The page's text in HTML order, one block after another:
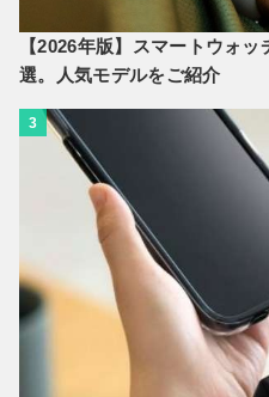
【2026年版】スマートウォ
選。人気モデルをご紹介
3